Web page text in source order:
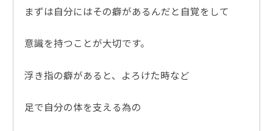
まずは自分にはその癖があるんだと自覚をして
意識を持つことが大切です。
浮き指の癖があると、よろけた時など
足で自分の体を支える為の